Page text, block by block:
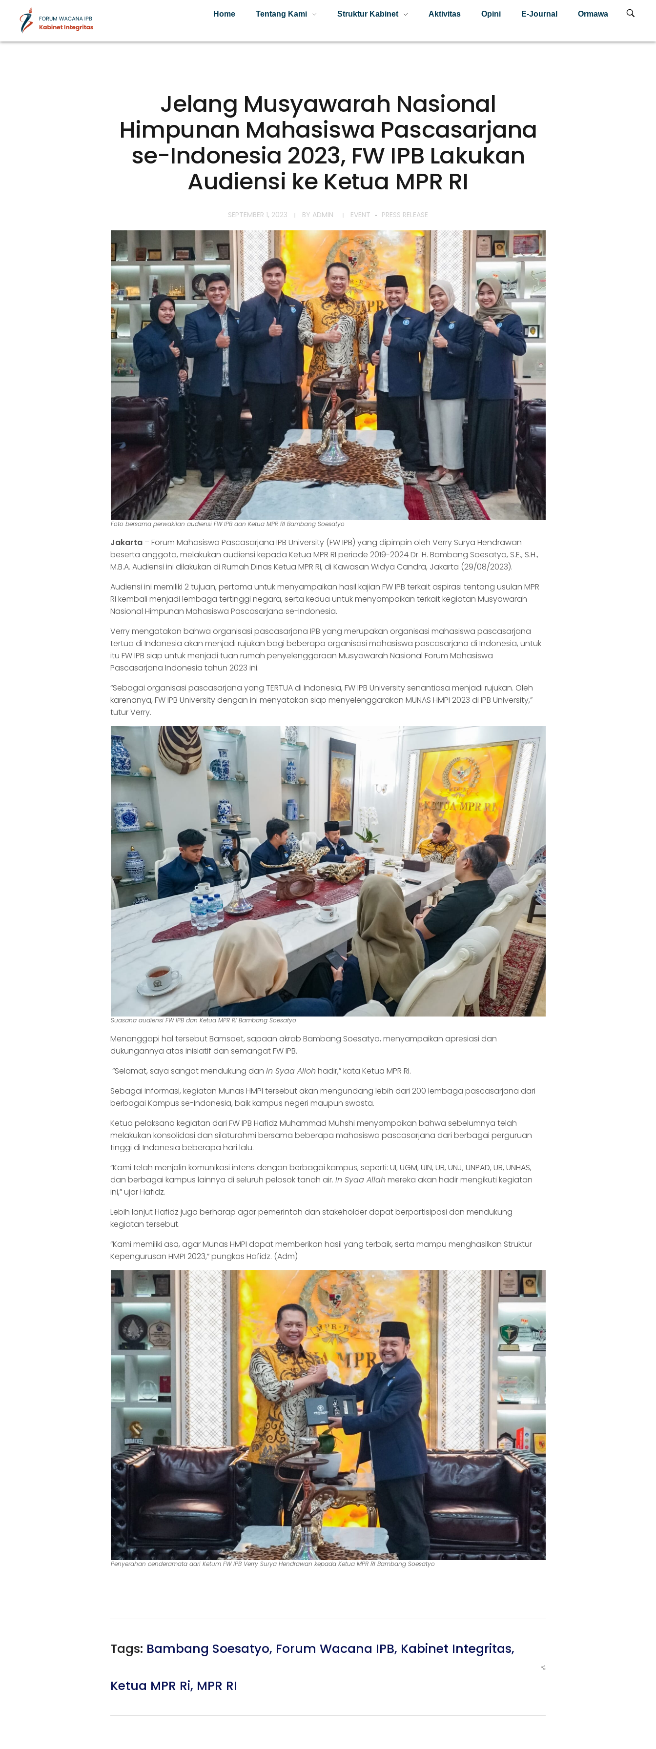
Kabinet Integritas
Home Tentang Kami Struktur Kabinet Aktivitas Opini E-Journal Ormawa
Jelang Musyawarah Nasional
Himpunan Mahasiswa Pascasarjana
se-Indonesia 2023, FW IPB Lakukan
Audiensi ke Ketua MPR RI
SEPTEMBER 1, 2023 BY ADMIN EVENT PRESS RELEASE
Foto bersama perwakilan audiensi FW IPB dan Ketua MPR RI Bambang Soesatyo
Jakarta – Forum Mahasiswa Pascasarjana IPB University (FW IPB) yang dipimpin oleh Verry Surya Hendrawan
beserta anggota, melakukan audiensi kepada Ketua MPR RI periode 2019-2024 Dr. H. Bambang Soesatyo, S.E., S.H.,
M.B.A. Audiensi ini dilakukan di Rumah Dinas Ketua MPR RI, di Kawasan Widya Candra, Jakarta (29/08/2023).
Audiensi ini memiliki 2 tujuan, pertama untuk menyampaikan hasil kajian FW IPB terkait aspirasi tentang usulan MPR
RI kembali menjadi lembaga tertinggi negara, serta kedua untuk menyampaikan terkait kegiatan Musyawarah
Nasional Himpunan Mahasiswa Pascasarjana se-Indonesia.
Verry mengatakan bahwa organisasi pascasarjana IPB yang merupakan organisasi mahasiswa pascasarjana
tertua di Indonesia akan menjadi rujukan bagi beberapa organisasi mahasiswa pascasarjana di Indonesia, untuk
itu FW IPB siap untuk menjadi tuan rumah penyelenggaraan Musyawarah Nasional Forum Mahasiswa
Pascasarjana Indonesia tahun 2023 ini.
“Sebagai organisasi pascasarjana yang TERTUA di Indonesia, FW IPB University senantiasa menjadi rujukan. Oleh
karenanya, FW IPB University dengan ini menyatakan siap menyelenggarakan MUNAS HMPI 2023 di IPB University,”
tutur Verry.
Suasana audiensi FW IPB dan Ketua MPR RI Bambang Soesatyo
Menanggapi hal tersebut Bamsoet, sapaan akrab Bambang Soesatyo, menyampaikan apresiasi dan
dukungannya atas inisiatif dan semangat FW IPB.
“Selamat, saya sangat mendukung danInSyaa Alloh hadir,” kata Ketua MPR RI.
Sebagai informasi, kegiatan Munas HMPI tersebut akan mengundang lebih dari 200 lembaga pascasarjana dari
berbagai Kampus se-Indonesia, baik kampus negeri maupun swasta.
Ketua pelaksana kegiatan dari FW IPB Hafidz Muhammad Muhshi menyampaikan bahwa sebelumnya telah
melakukan konsolidasi dan silaturahmi bersama beberapa mahasiswa pascasarjana dari berbagai perguruan
tinggi di Indonesia beberapa hari lalu.
“Kami telah menjalin komunikasi intens dengan berbagai kampus, seperti: UI, UGM, UIN, UB, UNJ, UNPAD, UB, UNHAS,
dan berbagai kampus lainnya di seluruh pelosok tanah air.In Syaa Allah mereka akan hadir mengikuti kegiatan
ini,” ujar Hafidz.
Lebih lanjut Hafidz juga berharap agar pemerintah dan stakeholder dapat berpartisipasi dan mendukung
kegiatan tersebut.
“Kami memiliki asa, agar Munas HMPI dapat memberikan hasil yang terbaik, serta mampu menghasilkan Struktur
Kepengurusan HMPI 2023,” pungkas Hafidz. (Adm)
Penyerahan cenderamata dari Ketum FW IPB Verry Surya Hendrawan kepada Ketua MPR RI Bambang Soesatyo
Tags: Bambang Soesatyo, Forum Wacana IPB, Kabinet Integritas,
Ketua MPR Ri, MPR RI